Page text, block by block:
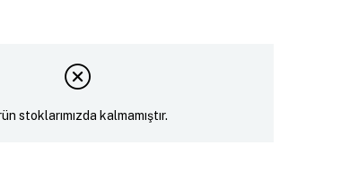
stoklarımızda kalmamıştır.